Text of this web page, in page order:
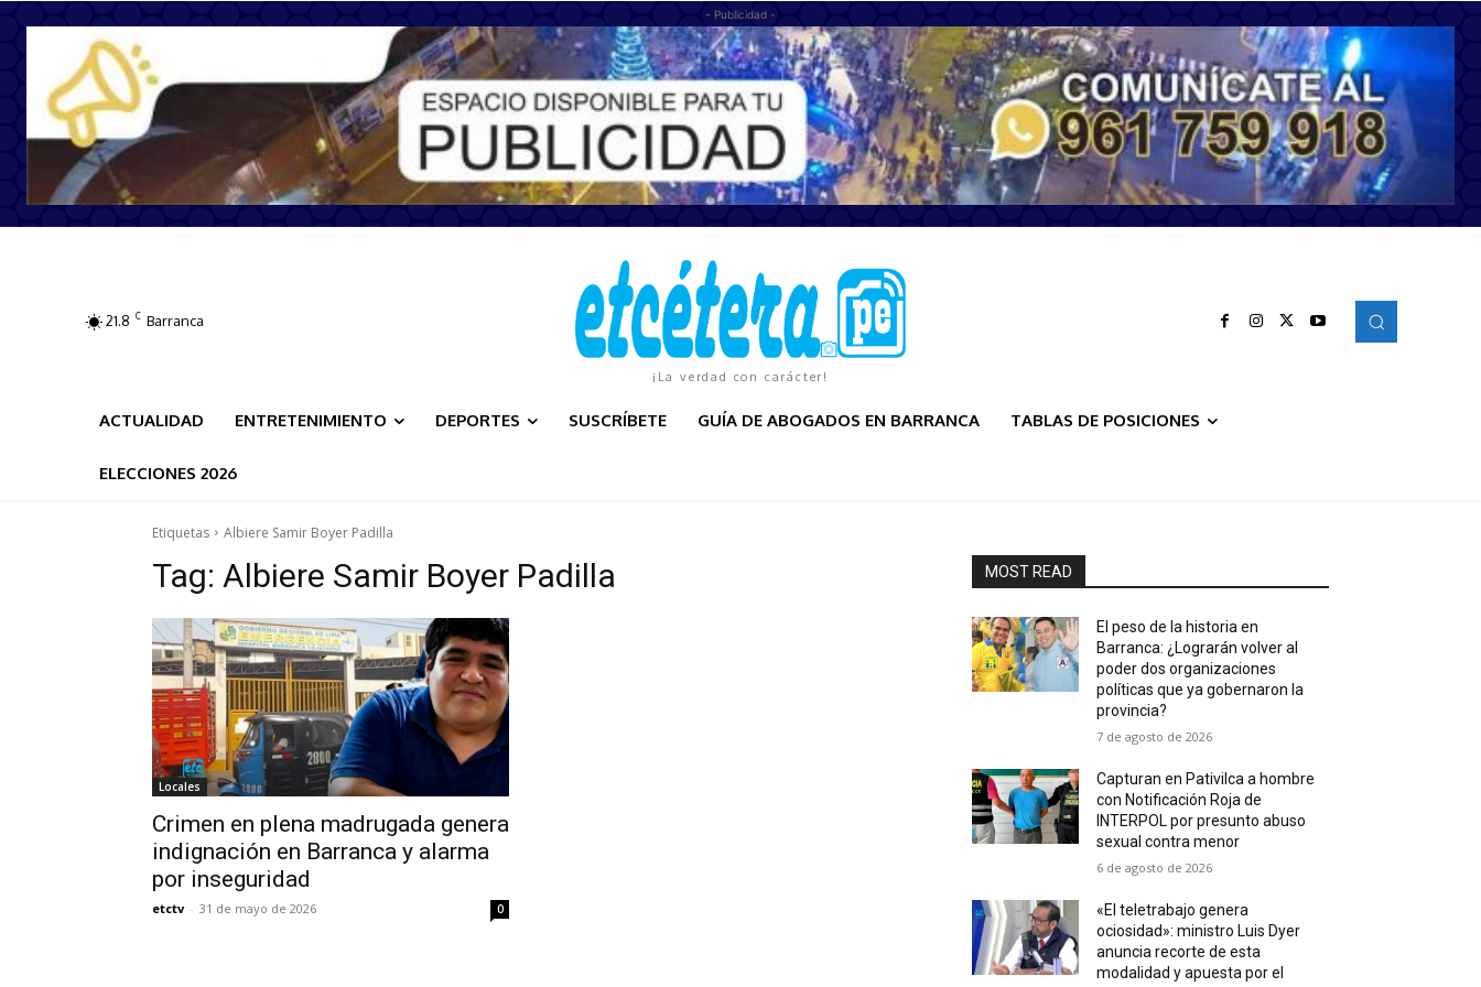
- Publicidad -
21.8 C Barranca
¡La verdad con carácter!
ACTUALIDAD ENTRETENIMIENTO DEPORTES SUSCRÍBETE GUÍA DE ABOGADOS EN BARRANCA TABLAS DE POSICIONES
ELECCIONES 2026
Etiquetas Albiere Samir Boyer Padilla
Tag: Albiere Samir Boyer Padilla
Locales
Crimen en plena madrugada genera
indignación en Barranca y alarma
por inseguridad
etctv - 31 de mayo de 2026 0
MOST READ
El peso de la historia en
Barranca: ¿Lograrán volver al
poder dos organizaciones
políticas que ya gobernaron la
provincia?
7 de agosto de 2026
Capturan en Pativilca a hombre
con Notificación Roja de
INTERPOL por presunto abuso
sexual contra menor
6 de agosto de 2026
«El teletrabajo genera
ociosidad»: ministro Luis Dyer
anuncia recorte de esta
modalidad y apuesta por el